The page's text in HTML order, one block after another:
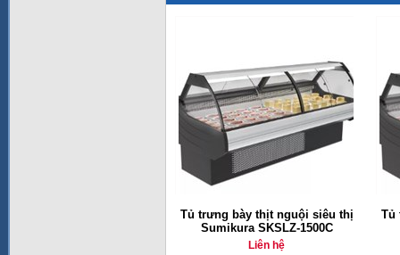
Tủ trưng bày thịt nguội siêu thị
Sumikura SKSLZ-1500C
Liên hệ
Tủ